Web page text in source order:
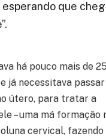
que
há pouco mais de
já necessitava
útero, para tratar a
– uma má
cervical, fazendo